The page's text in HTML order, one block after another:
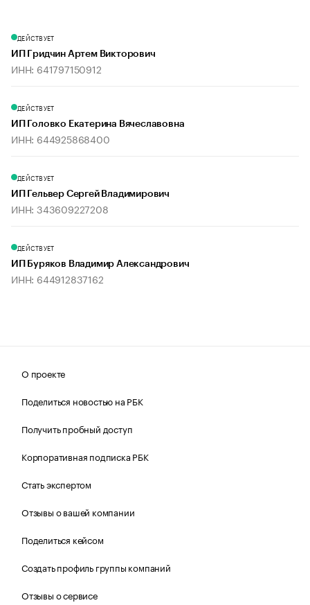
ДЕЙСТВУЕТ
ИП Гридчин Артем Викторович
ИНН: 641797150912
ДЕЙСТВУЕТ
ИП Головко Екатерина Вячеславовна
ИНН: 644925868400
ДЕЙСТВУЕТ
ИП Гельвер Сергей Владимирович
ИНН: 343609227208
ДЕЙСТВУЕТ
ИП Буряков Владимир Александрович
ИНН: 644912837162
О проекте
Поделиться новостью на РБК
Получить пробный доступ
Корпоративная подписка РБК
Стать экспертом
Отзывы о вашей компании
Поделиться кейсом
Создать профиль группы компаний
Отзывы о сервисе